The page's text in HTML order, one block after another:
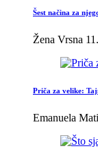
Šest načina za
Žena Vrsna
Priča za velike:
Emanuela